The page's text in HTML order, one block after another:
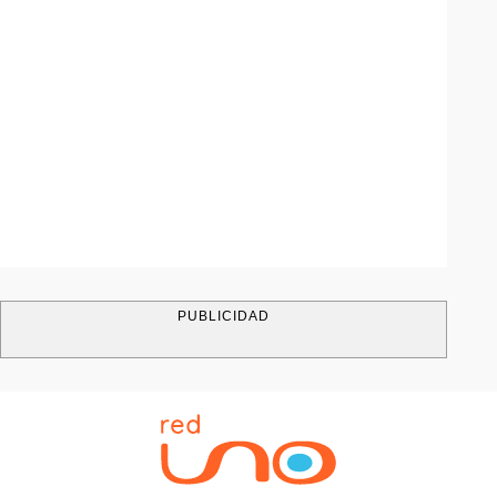
PUBLICIDAD